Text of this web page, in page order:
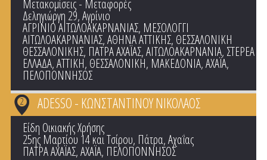
Μετακομίσεις - Μεταφορές
Δεληγιώργη 29, Αγρίνιο
ΑΓΡΙΝΙΟ ΑΙΤΩΛΟΑΚΑΡΝΑΝΙΑΣ, ΜΕΣΟΛΟΓΓΙ
ΑΙΤΩΛΟΑΚΑΡΝΑΝΙΑΣ,ΑΘΗΝΑ ΑΤΤΙΚΗΣ, ΘΕΣΣΑΛΟΝΙΚΗ
ΘΕΣΣΑΛΟΝΙΚΗΣ, ΠΑΤΡΑ ΑΧΑΪΑΣ,ΑΙΤΩΛΟΑΚΑΡΝΑΝΙΑ, ΣΤΕΡΕΑ
ΕΛΛΑΔΑ,ΑΤΤΙΚΗ, ΘΕΣΣΑΛΟΝΙΚΗ, ΜΑΚΕΔΟΝΙΑ,ΑΧΑΪΑ,
ΠΕΛΟΠΟΝΝΗΣΟΣ
ADESSO - ΚΩΝΣΤΑΝΤΙΝΟΥ ΝΙΚΟΛΑΟΣ
2
Είδη Οικιακής Χρήσης
25ης Μαρτίου 14 και Τσίρου, Πάτρα, Αχαΐας
ΠΑΤΡΑ ΑΧΑΪΑΣ,ΑΧΑΪΑ, ΠΕΛΟΠΟΝΝΗΣΟΣ